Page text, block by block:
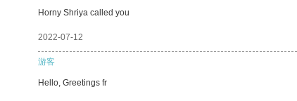
Horny Shriya called you
2022-07-12
游客
Hello, Greetings fr